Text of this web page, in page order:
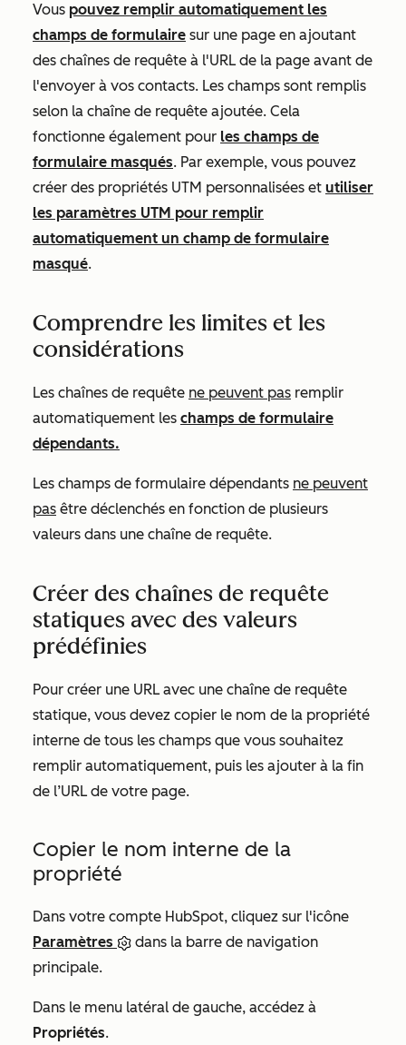
Vous pouvez remplir automatiquement les
champs de formulaire sur une page en ajoutant
des chaînes de requête à l'URL de la page avant de
l'envoyer à vos contacts. Les champs sont remplis
selon la chaîne de requête ajoutée. Cela
fonctionne également pour les champs de
formulaire masqués. Par exemple, vous pouvez
créer des propriétés UTM personnalisées et utiliser
les paramètres UTM pour remplir
automatiquement un champ de formulaire
masqué.
Comprendre les limites et les
considérations
Les chaînes de requête ne peuvent pas remplir
automatiquement les champs de formulaire
dépendants.
Les champs de formulaire dépendants ne peuvent
pas être déclenchés en fonction de plusieurs
valeurs dans une chaîne de requête.
Créer des chaînes de requête
statiques avec des valeurs
prédéfinies
Pour créer une URL avec une chaîne de requête
statique, vous devez copier le nom de la propriété
interne de tous les champs que vous souhaitez
remplir automatiquement, puis les ajouter à la fin
de l’URL de votre page.
Copier le nom interne de la
propriété
Dans votre compte HubSpot, cliquez sur l'icône
Paramètres
dans la barre de navigation
principale.
Dans le menu latéral de gauche, accédez à
Propriétés.